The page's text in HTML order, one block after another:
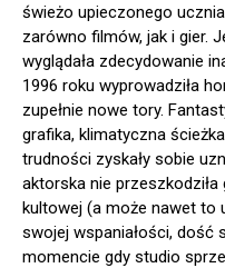
świeżo upieczonego
zarówno filmów, jak i gier.
wyglądała zdecydowanie
1996 roku wyprowadziła
zupełnie nowe tory.
grafika, klimatyczna
trudności zyskały sobie
aktorska nie
kultowej (a może nawet to
swojej wspaniałości, dość
momencie gdy studio